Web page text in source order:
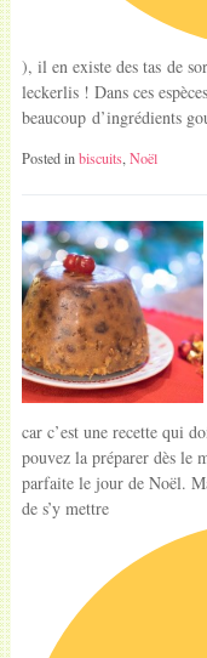
), il en existe des tas de
leckerlis ! Dans ces
beaucoup d’ingrédients
Posted inbiscuits, Noël
car c’est une recette qui
pouvez la préparer dès le
parfaite le jour de Noël.
de s’y mettre